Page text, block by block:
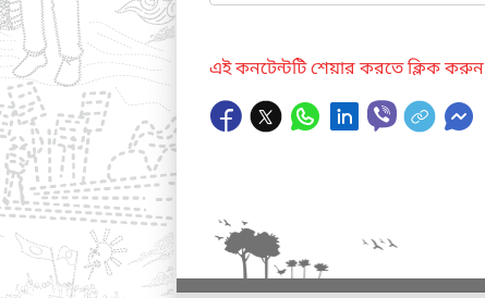
এই কনটেন্টটি শেয়ার করতে ক্লিক করুন